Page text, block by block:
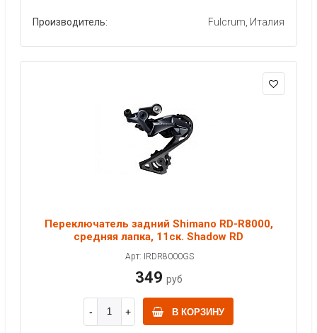
Производитель: Fulcrum, Италия
Переключатель задний Shimano RD-R8000,
средняя лапка, 11ск. Shadow RD
Арт: IRDR8000GS
349 руб
В КОРЗИНУ